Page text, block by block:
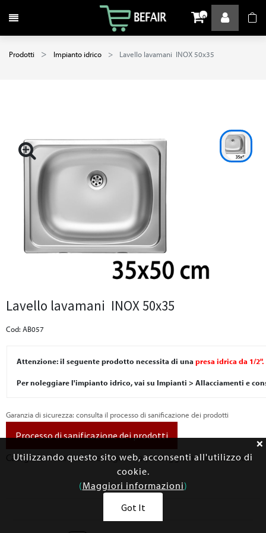
Attiva / disattiva la navigazione 0
Prodotti Impianto idrico Lavello lavamani INOX 50x35
Lavello lavamani INOX 50x35
Cod: AB057
Attenzione: il seguente prodotto necessita di unapresa idrica da 1/2".
Per noleggiare l'impianto idrico, vai su Impianti > Allacciamenti e
Garanzia di sicurezza: consulta il processo di sanificazione dei prodotti
Processo di sanificazione dei prodotti
Categorie: Area cucina e angolo bar, Noleggio materiale idrico
Utilizzando questo sito web, acconsenti all'utilizzo di
cookie.
(Maggiori informazioni)
Got It